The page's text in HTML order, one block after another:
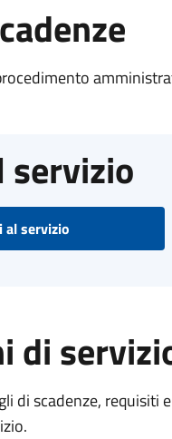
servizio
al servizio
di
di scadenze,